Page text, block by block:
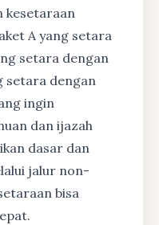
kesetaraan
A yang setara
setara dengan
setara dengan
ingin
dan ijazah
dasar dan
jalur non-
bisa